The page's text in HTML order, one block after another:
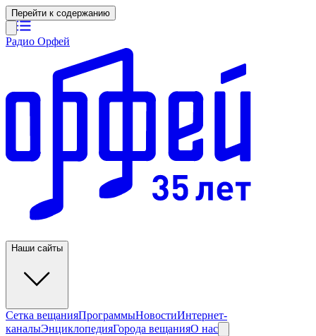
Перейти к содержанию
Радио Орфей
Наши сайты
Сетка вещанияПрограммыНовостиИнтернет-
каналыЭнциклопедияГорода вещанияО нас